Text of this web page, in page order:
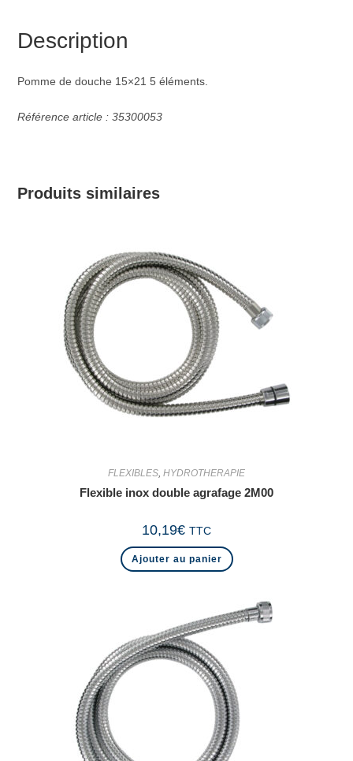
Description
Pomme de douche 15×21 5 éléments.
Référence article : 35300053
Produits similaires
FLEXIBLES, HYDROTHERAPIE
Flexible inox double agrafage 2M00
10,19€ TTC
Ajouter au panier